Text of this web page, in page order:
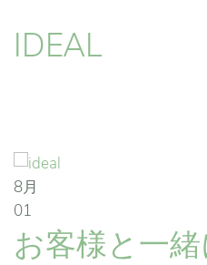
IDEAL
8月
01
お客様と一